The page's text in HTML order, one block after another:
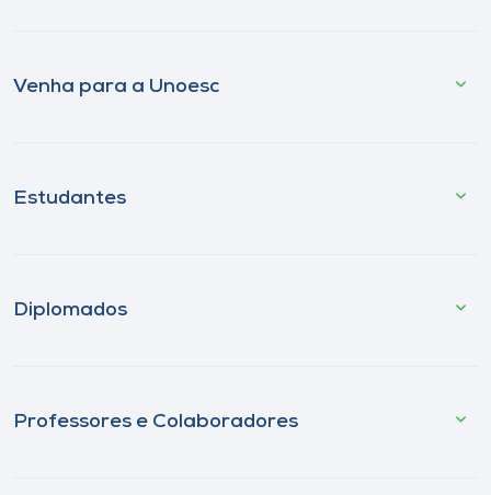
Venha para a Unoesc
Estudantes
Diplomados
Professores e Colaboradores